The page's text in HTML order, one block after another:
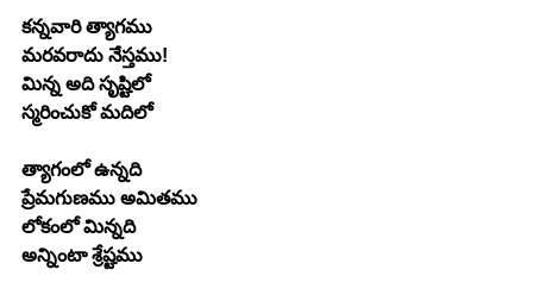
కన్నవారి త్యాగము
మరవరాదు నేస్తము!
మిన్న అది సృష్టిలో
స్మరించుకో మదిలో
త్యాగంలో ఉన్నది
ప్రేమగుణము అమితము
లోకంలో మిన్నది
అన్నింటా శ్రేష్టము